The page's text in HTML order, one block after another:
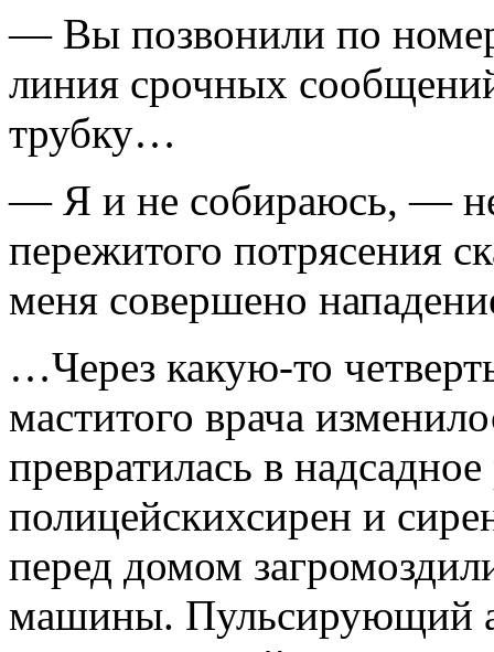
— Вы позвонили по
линия срочных
трубку…
— Я и не собираюсь, —
пережитого потрясения
меня совершено
…Через какую-то
маститого врача
превратилась в
полицейскихсирен и
перед домом
машины. Пульсирующий